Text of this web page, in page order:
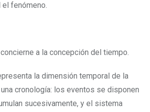
fenómeno.
a la concepción del tiempo.
la dimensión temporal de la
cronología: los eventos se disponen
sucesivamente, y el sistema